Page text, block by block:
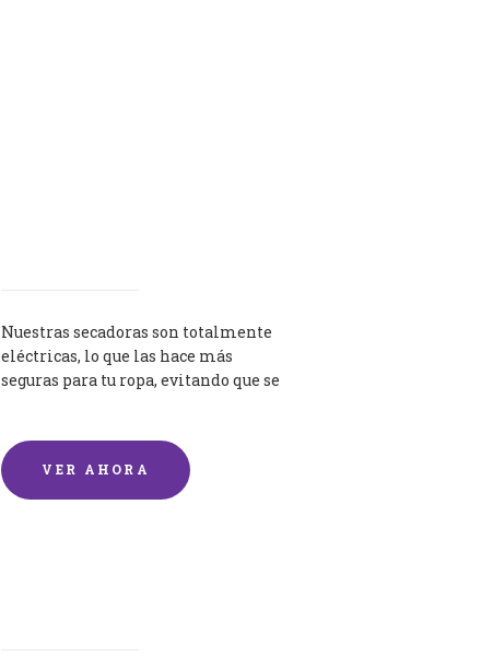
Nuestras secadoras son totalmente
eléctricas, lo que las hace más
seguras para tu ropa, evitando que se
VER AHORA